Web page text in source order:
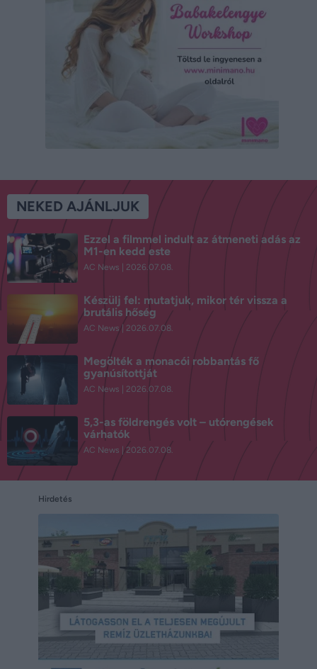
NEKED AJÁNLJUK
Ezzel a filmmel indult az átmeneti adás az
M1-en kedd este
AC News 2026.07.08.
Készülj fel: mutatjuk, mikor tér vissza a
brutális hőség
AC News 2026.07.08.
Megölték a monacói robbantás fő
gyanúsítottját
AC News 2026.07.08.
5,3-as földrengés volt – utórengések
várhatók
AC News 2026.07.08.
Hirdetés